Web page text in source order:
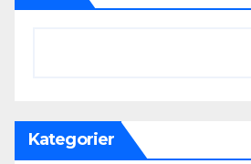
Kategorier